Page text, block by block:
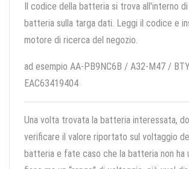
Il codice della batteria si trova all'interno
batteria sulla targa dati. Leggi il codice e
motore di ricerca del negozio.
ad esempio AA-PB9NC6B / A32-M47 /
EAC63419404
Una volta trovata la batteria interessata,
verificare il valore riportato sul voltaggio
batteria e fate caso che la batteria non ha